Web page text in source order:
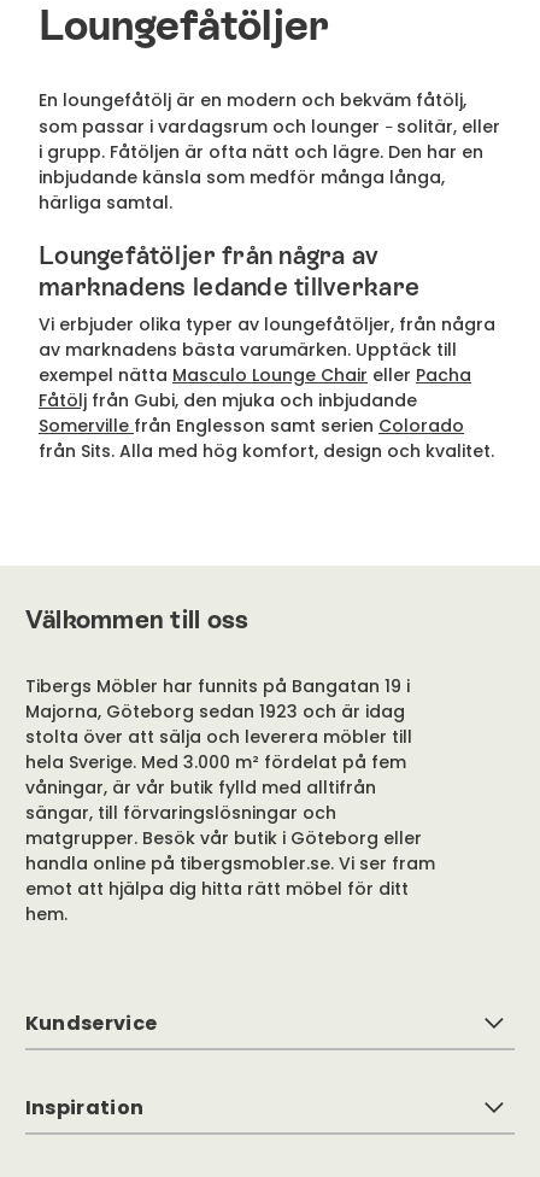
Loungefåtöljer
En loungefåtölj är en modern och bekväm fåtölj,
som passar i vardagsrum och lounger – solitär, eller
i grupp. Fåtöljen är ofta nätt och lägre. Den har en
inbjudande känsla som medför många långa,
härliga samtal.
Loungefåtöljer från några av
marknadens ledande tillverkare
Vi erbjuder olika typer av loungefåtöljer, från några
av marknadens bästa varumärken. Upptäck till
exempel nätta Masculo Lounge Chair eller Pacha
Fåtölj från Gubi, den mjuka och inbjudande
Somerville från Englesson samt serien Colorado
från Sits. Alla med hög komfort, design och kvalitet.
Välkommen till oss
Tibergs Möbler har funnits på Bangatan 19 i
Majorna, Göteborg sedan 1923 och är idag
stolta över att sälja och leverera möbler till
hela Sverige. Med 3.000 m² fördelat på fem
våningar, är vår butik fylld med alltifrån
sängar, till förvaringslösningar och
matgrupper. Besök vår butik i Göteborg eller
handla online på tibergsmobler.se. Vi ser fram
emot att hjälpa dig hitta rätt möbel för ditt
hem.
Kundservice
Inspiration